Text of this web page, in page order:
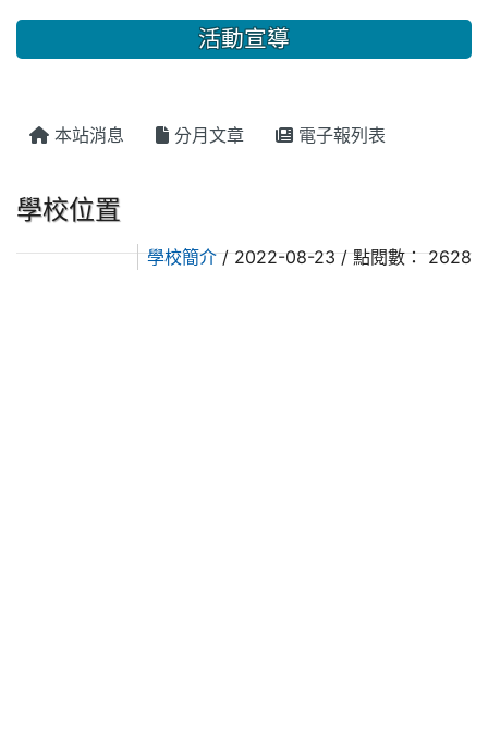
活動宣導
本站消息 分月文章 電子報列表
學校位置
學校簡介/ 2022-08-23 / 點閱數： 2628